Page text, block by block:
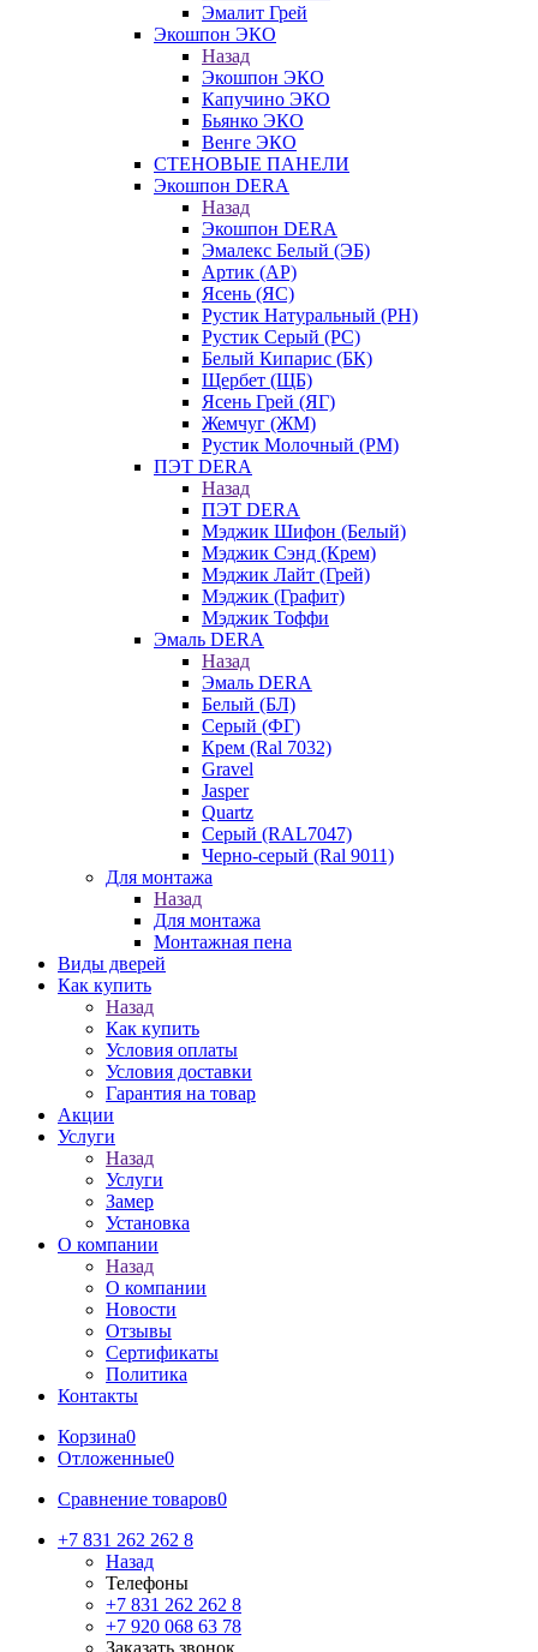
Эмалит Грей
Экошпон ЭКО
Назад
Экошпон ЭКО
Капучино ЭКО
Бьянко ЭКО
Венге ЭКО
СТЕНОВЫЕ ПАНЕЛИ
Экошпон DERA
Назад
Экошпон DERA
Эмалекс Белый (ЭБ)
Артик (АР)
Ясень (ЯС)
Рустик Натуральный (РН)
Рустик Серый (РС)
Белый Кипарис (БК)
Щербет (ЩБ)
Ясень Грей (ЯГ)
Жемчуг (ЖМ)
Рустик Молочный (РМ)
ПЭТ DERA
Назад
ПЭТ DERA
Мэджик Шифон (Белый)
Мэджик Сэнд (Крем)
Мэджик Лайт (Грей)
Мэджик (Графит)
Мэджик Тоффи
Эмаль DERA
Назад
Эмаль DERA
Белый (БЛ)
Серый (ФГ)
Крем (Ral 7032)
Gravel
Jasper
Quartz
Серый (RAL7047)
Черно-серый (Ral 9011)
Для монтажа
Назад
Для монтажа
Монтажная пена
Виды дверей
Как купить
Назад
Как купить
Условия оплаты
Условия доставки
Гарантия на товар
Акции
Услуги
Назад
Услуги
Замер
Установка
О компании
Назад
О компании
Новости
Отзывы
Сертификаты
Политика
Контакты
Корзина0
Отложенные0
Сравнение товаров0
+7 831 262 262 8
Назад
Телефоны
+7 831 262 262 8
+7 920 068 63 78
Заказать звонок